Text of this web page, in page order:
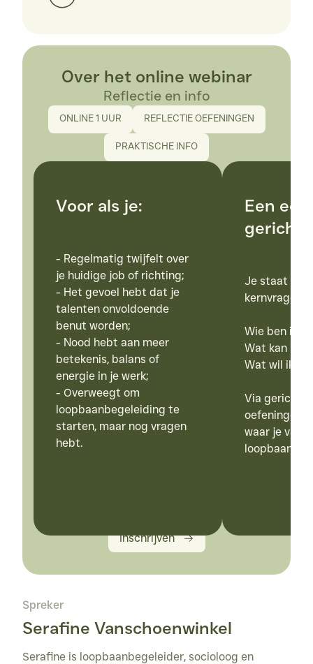
Over het online webinar
Reflectie en info
ONLINE 1 UUR REFLECTIE OEFENINGEN
PRAKTISCHE INFO
Voor als je:
- Regelmatig twijfelt over
je huidige job of richting;
- Het gevoel hebt dat je
talenten onvoldoende
benut worden;
- Nood hebt aan meer
betekenis, balans of
energie in je werk;
- Overweegt om
loopbaanbegeleiding te
starten, maar nog vragen
hebt.
Een
Je staat stil
kernvragen:
Wie ben ik?
Wat kan ik?
Wat wil ik?
Via gerichte
oefeningen
waar je
loopbaan.
Inschrijven
Spreker
Serafine Vanschoenwinkel
Serafine is loopbaanbegeleider, socioloog en